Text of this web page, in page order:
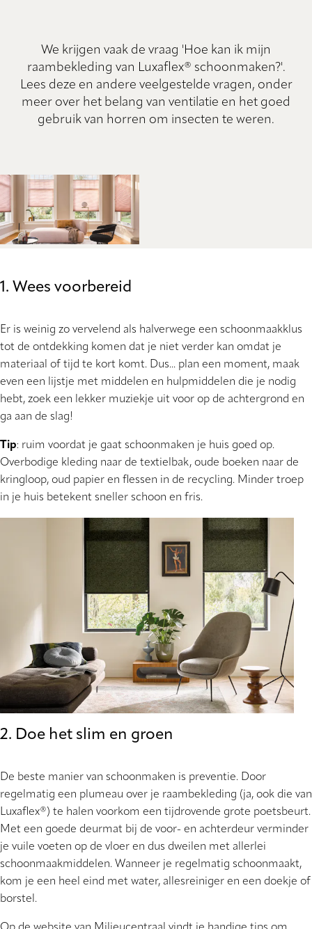
We krijgen vaak de vraag 'Hoe kan ik mijn
raambekleding van Luxaflex® schoonmaken?'.
Lees deze en andere veelgestelde vragen, onder
meer over het belang van ventilatie en het goed
gebruik van horren om insecten te weren.
1. Wees voorbereid
Er is weinig zo vervelend als halverwege een schoonmaakklus
tot de ontdekking komen dat je niet verder kan omdat je
materiaal of tijd te kort komt. Dus... plan een moment, maak
even een lijstje met middelen en hulpmiddelen die je nodig
hebt, zoek een lekker muziekje uit voor op de achtergrond en
ga aan de slag!
Tip: ruim voordat je gaat schoonmaken je huis goed op.
Overbodige kleding naar de textielbak, oude boeken naar de
kringloop, oud papier en flessen in de recycling. Minder troep
in je huis betekent sneller schoon en fris.
2. Doe het slim en groen
De beste manier van schoonmaken is preventie. Door
regelmatig een plumeau over je raambekleding (ja, ook die van
Luxaflex®) te halen voorkom een tijdrovende grote poetsbeurt.
Met een goede deurmat bij de voor- en achterdeur verminder
je vuile voeten op de vloer en dus dweilen met allerlei
schoonmaakmiddelen. Wanneer je regelmatig schoonmaakt,
kom je een heel eind met water, allesreiniger en een doekje of
borstel.